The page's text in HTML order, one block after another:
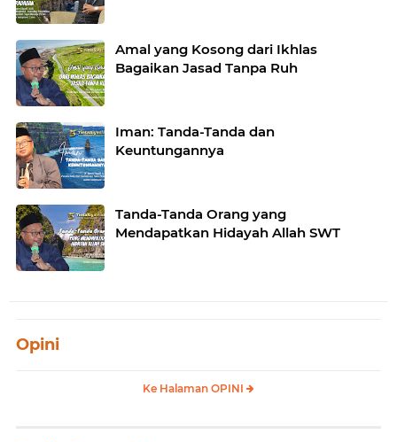
Amal yang Kosong dari Ikhlas
Bagaikan Jasad Tanpa Ruh
Iman: Tanda-Tanda dan
Keuntungannya
Tanda-Tanda Orang yang
Mendapatkan Hidayah Allah SWT
Opini
Ke Halaman OPINI